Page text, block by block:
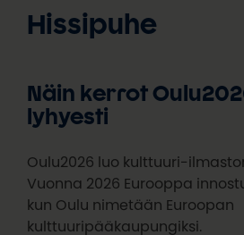
Hissipuhe
Näin kerrot
lyhyesti
Oulu2026 luo kulttuuri-
Vuonna 2026 Eurooppa
kun Oulu nimetään Euroopan
kulttuuripääkaupungiksi.